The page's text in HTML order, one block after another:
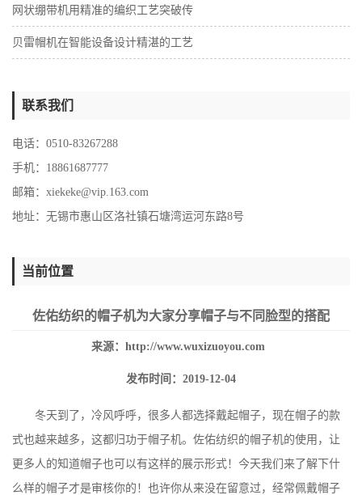
网状绷带机用精准的编织工艺突破传
贝雷帽机在智能设备设计精湛的工艺
联系我们
电话：0510-83267288
手机：18861687777
邮箱： xiekeke@vip.163.com
地址：无锡市惠山区洛社镇石塘湾运河东路8号
当前位置
佐佑纺织的帽子机为大家分享帽子与不同脸型的搭配
来源： http://www.wuxizuoyou.com
发布时间：2019-12-04
冬天到了，冷风呼呼，很多人都选择戴起帽子，现在帽子的款
式也越来越多，这都归功于帽子机。佐佑纺织的帽子机的使用，让
更多人的知道帽子也可以有这样的展示形式！今天我们来了解下什
么样的帽子才是审核你的！也许你从来没在留意过，经常佩戴帽子